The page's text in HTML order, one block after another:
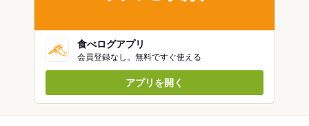
食べログアプリ
会員登録なし。無料ですぐ使える
アプリを開く